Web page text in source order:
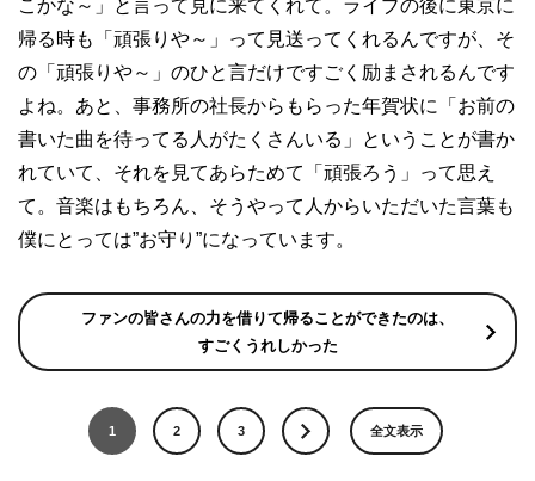
こかな～」と言って見に来てくれて。ライブの後に東京に
帰る時も「頑張りや～」って見送ってくれるんですが、そ
の「頑張りや～」のひと言だけですごく励まされるんです
よね。あと、事務所の社長からもらった年賀状に「お前の
書いた曲を待ってる人がたくさんいる」ということが書か
れていて、それを見てあらためて「頑張ろう」って思え
て。音楽はもちろん、そうやって人からいただいた言葉も
僕にとっては”お守り”になっています。
ファンの皆さんの力を借りて帰ることができたのは、
すごくうれしかった
1 2 3 全文表示